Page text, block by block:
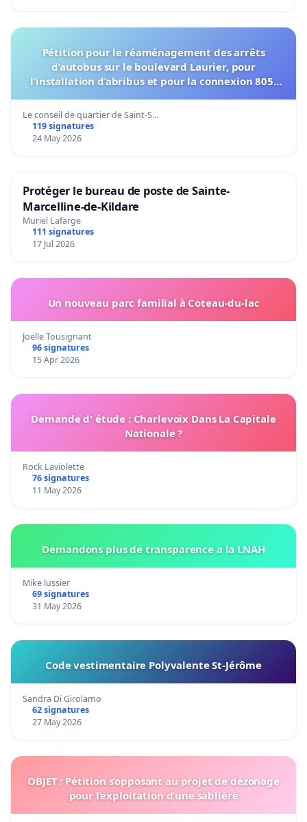
Pétition pour le réaménagement des arrêts
d’autobus sur le boulevard Laurier, pour
l’installation d’abribus et pour la connexion 805-
Le conseil de quartier de Saint-S…
119 signatures
24 May 2026
Protéger le bureau de poste de Sainte-
Marcelline-de-Kildare
Muriel Lafarge
111 signatures
17 Jul 2026
Un nouveau parc familial à Coteau-du-lac
Joelle Tousignant
96 signatures
15 Apr 2026
Demande d' étude : Charlevoix Dans La Capitale
Nationale ?
Rock Laviolette
76 signatures
11 May 2026
Demandons plus de transparence a la LNAH
Mike lussier
69 signatures
31 May 2026
Code vestimentaire Polyvalente St-Jérôme
Sandra Di Girolamo
62 signatures
27 May 2026
OBJET : Pétition s’opposant au projet de dézonage
pour l’exploitation d’une sablière